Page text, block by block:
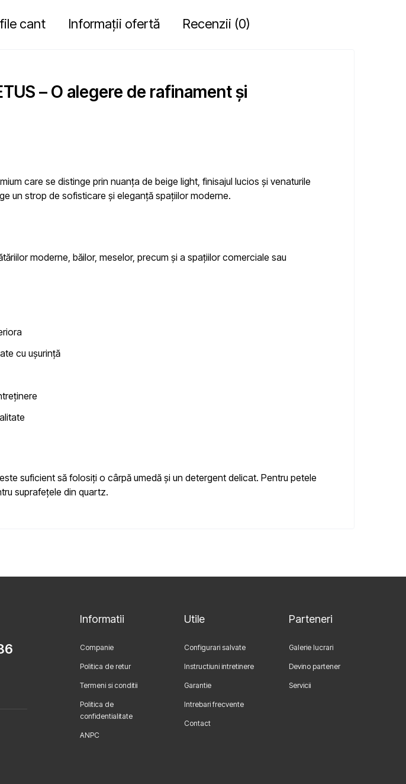
cant Informații ofertă Recenzii (0)
– O alegere de rafinament și
care se distinge prin nuanța de beige light, finisajul lucios și venaturile
un strop de sofisticare și eleganță spațiilor moderne.
moderne, băilor, meselor, precum și a spațiilor comerciale sau
cu ușurință
suficient să folosiți o cârpă umedă și un detergent delicat. Pentru petele
suprafețele din quartz.
Informatii
Companie
Politica de retur
Termeni si conditii
Politica de
confidentialitate
ANPC
Utile
Configurari salvate
Instructiuni intretinere
Garantie
Intrebari frecvente
Contact
Parteneri
Galerie lucrari
Devino partener
Servicii